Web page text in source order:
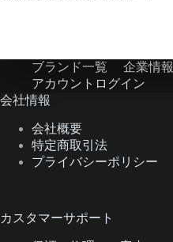
ブランド一覧 企業情報
アカウントログイン
会社情報
会社概要
特定商取引法
プライバシーポリシー
カスタマーサポート